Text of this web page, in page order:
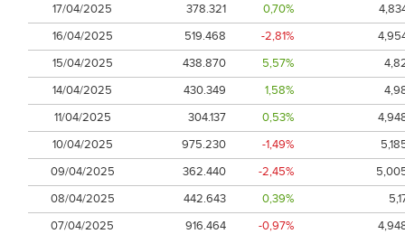
17/04/2025
378.321 0,70%
16/04/2025
519.468 -2,81%
15/04/2025
438.870 5,57%
14/04/2025
430.349 1,58%
11/04/2025
304.137 0,53%
10/04/2025
975.230 -1,49%
09/04/2025
362.440 -2,45%
08/04/2025
442.643 0,39%
07/04/2025
916.464 -0,97%